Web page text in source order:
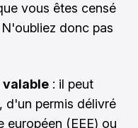
vous êtes censé
donc pas
valable : il peut
d'un permis délivré
européen (EEE) ou